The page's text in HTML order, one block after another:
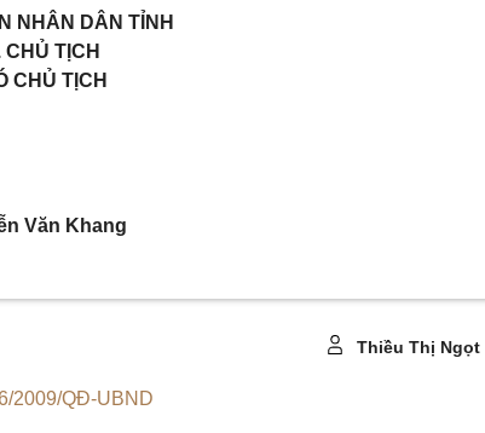
NHÂN DÂN TỈNH
CHỦ TỊCH
CHỦ TỊCH
Văn Khang
Thiều Thị Ngọt
2009/QĐ-UBND